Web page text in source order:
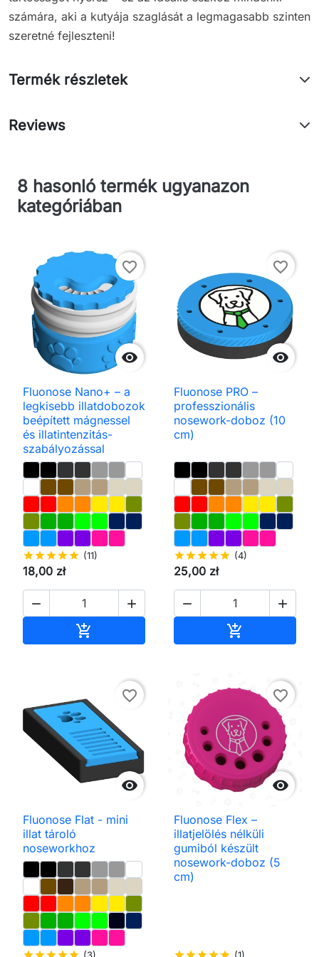
számára, aki a kutyája szaglását a legmagasabb szinten
szeretné fejleszteni!
Termék részletek
Reviews
8 hasonló termék ugyanazon
kategóriában

favorite_border
Fluonose Nano+ – a
legkisebb illatdobozok
beépített mágnessel
és illatintenzitás-
szabályozással
starstarstarstarstar (11)
18,00 zł
 


favorite_border
Fluonose PRO –
professzionális
nosework-doboz (10
cm)
starstarstarstarstar (4)
25,00 zł
 


favorite_border
Fluonose Flat - mini
illat tároló
noseworkhoz

favorite_border
Fluonose Flex –
illatjelölés nélküli
gumiból készült
nosework-doboz (5
cm)